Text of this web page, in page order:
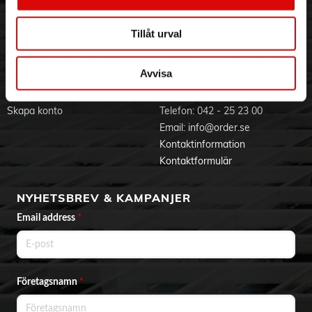
Tillåt urval
Avvisa
Jobba hos oss
Varumärken
Integritetspolicy
Om cookies
BLI KUND
Skapa konto
KONTAKTA OSS
Telefon: 042 - 25 23 00
Email: info@order.se
Kontaktinformation
Kontaktformulär
NYHETSBREV & KAMPANJER
Email address *
Företagsnamn*